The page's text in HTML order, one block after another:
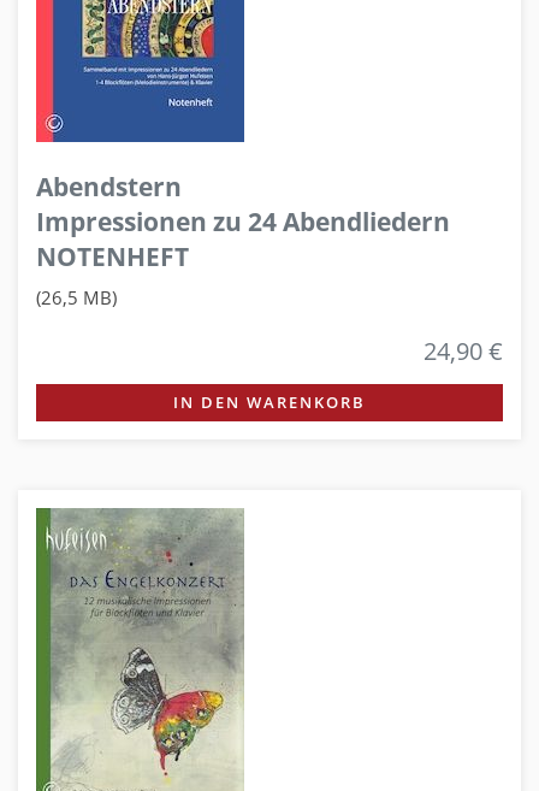
Abendstern
Impressionen zu 24 Abendliedern
NOTENHEFT
(26,5 MB)
24,90 €
IN DEN WARENKORB